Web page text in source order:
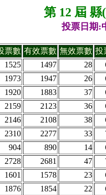
第 12 屆
投票日期:
票數 有效票數 無效票數 投
1525 1497 28
1973 1947 26
1920 1883 37
2159 2123 36
2146 2108 38
2310 2277 33
904 890 14
2728 2681 47
1601 1578 23
1876 1854 22